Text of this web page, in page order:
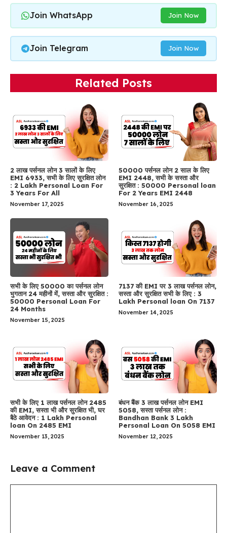
Join WhatsApp Join Now
Join Telegram Join Now
Related Posts
2 लाख पर्सनल लोन 3 सालों के लिए
EMI 6933, सभी के लिए सुरक्षित लोन
: 2 Lakh Personal Loan For
3 Years For All
November 17, 2025
50000 पर्सनल लोन 2 साल के लिए
EMI 2448, सभी के सस्ता और
सुरक्षित : 50000 Personal loan
For 2 Years EMI 2448
November 16, 2025
सभी के लिए 50000 का पर्सनल लोन
भुगतान 24 महीनों में, सस्ता और सुरक्षित :
50000 Personal Loan For
24 Months
November 15, 2025
7137 की EMI पर 3 लाख पर्सनल लोन,
सस्ता और सुरक्षित सभी के लिए : 3
Lakh Personal loan On 7137
November 14, 2025
सभी के लिए 1 लाख पर्सनल लोन 2485
की EMI, सस्ता भी और सुरक्षित भी, घर
बैठे आवेदन : 1 Lakh Personal
loan On 2485 EMI
November 13, 2025
बंधन बैंक 3 लाख पर्सनल लोन EMI
5058, सस्ता पर्सनल लोन :
Bandhan Bank 3 Lakh
Personal Loan On 5058 EMI
November 12, 2025
Leave a Comment